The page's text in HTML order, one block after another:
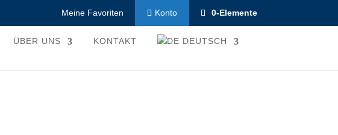
Meine Favoriten Konto 0-Elemente
ÜBER UNS KONTAKT DEUTSCH